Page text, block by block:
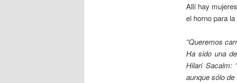
Allí hay
el horno para
“Queremos
Ha sido una
Hilari Sacalm:
aunque sólo